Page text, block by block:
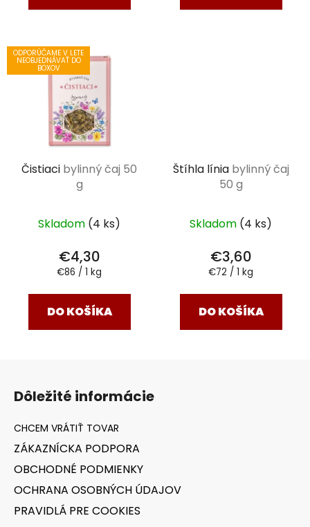
ODPORÚČAME V LETE
NEOBJEDNÁVAŤ DO
BOXOV
Čistiaci bylinný čaj 50
g
Skladom (4 ks)
€4,30
Jednotková
€86 / 1 kg
DO KOŠÍKA
Štíhla línia bylinný čaj
50 g
Skladom (4 ks)
€3,60
Jednotková
€72 / 1 kg
DO KOŠÍKA
Dôležité informácie
ZÁKAZNÍCKA PODPORA
OBCHODNÉ PODMIENKY
OCHRANA OSOBNÝCH ÚDAJOV
PRAVIDLÁ PRE COOKIES